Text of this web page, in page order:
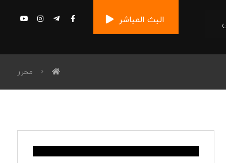
البث المباشر
محرر